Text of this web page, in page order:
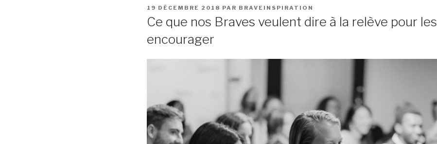
PUBLIÉ
19 DÉCEMBRE 2018 PAR BRAVEINSPIRATION
Ce que nos Braves veulent dire à la relève pour les
encourager